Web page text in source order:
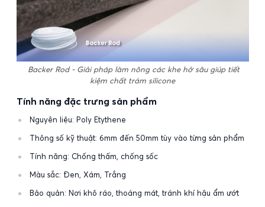
Backer Rod - Giải pháp làm nông các khe hở sâu giúp tiết
kiệm chất trám silicone
Tính năng đặc trưng sản phẩm
Nguyên liệu: Poly Etythene
Thông số kỹ thuật: 6mm đến 50mm tùy vào từng sản phẩm
Tính năng: Chống thấm, chống sốc
Màu sắc: Đen, Xám, Trắng
Bảo quản: Nơi khô ráo, thoáng mát, tránh khí hậu ẩm ướt